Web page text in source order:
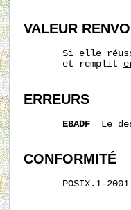
VALEUR
Si elle
       et remplit
ERREURS
EBADF
Le
CONFORMITÉ
POSIX.1-